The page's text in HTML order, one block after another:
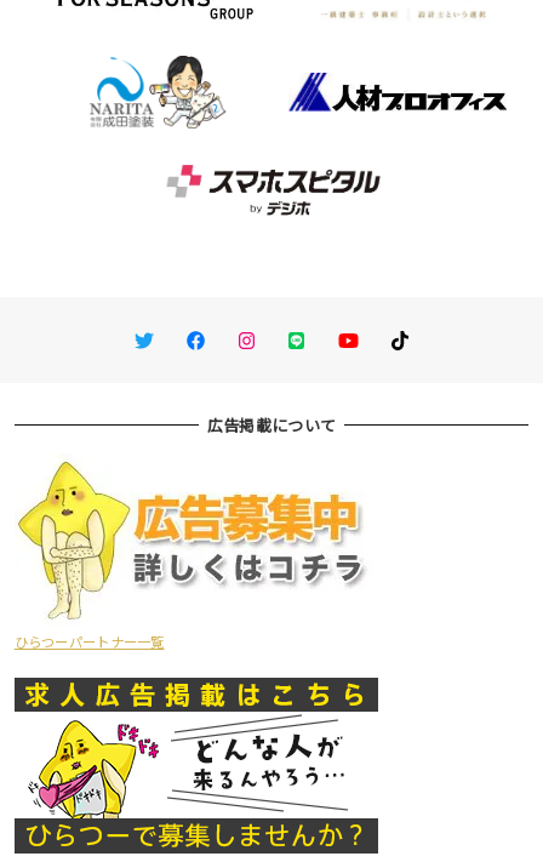
TwitterFacebookInstagram
LINE You TubeTikTok
広告掲載について
ひらつーパートナー一覧